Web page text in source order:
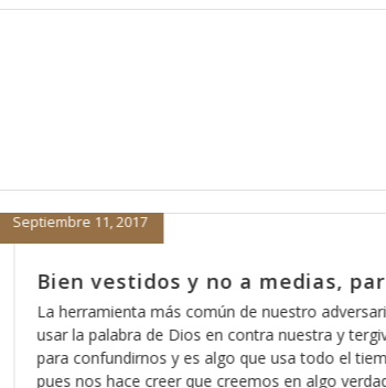
Bien vestidos y no a medias,
Septiembre 8, 2017
La paz para muchos es la ausencia de
en realidad eso se llama tranquilidad y es algo
realidad no tiene que ver con la fe, pues depende
de factores internos, de acuerdo a lo que